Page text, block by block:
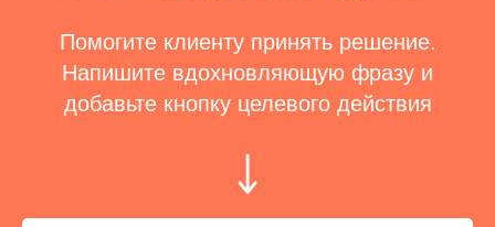
Помогите клиенту принять решение.
Напишите вдохновляющую фразу и
добавьте кнопку целевого действия